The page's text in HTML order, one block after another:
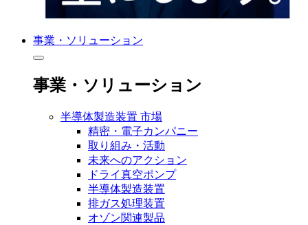
事業・ソリューション
事業・ソリューション
半導体製造装置 市場
精密・電子カンパニー
取り組み・活動
未来へのアクション
ドライ真空ポンプ
半導体製造装置
排ガス処理装置
オゾン関連製品